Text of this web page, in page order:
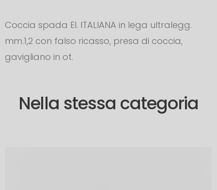
Coccia spada El. ITALIANA in lega ultralegg.
mm.1,2 con falso ricasso, presa di coccia,
gavigliano in ot.
Nella stessa categoria